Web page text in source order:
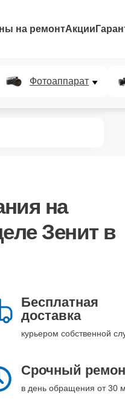
на ремонтАкции
Фотоаппарат
на
Зенит в
Бесплатная
доставка
курьером собственной
Срочный
в день обращения от 30